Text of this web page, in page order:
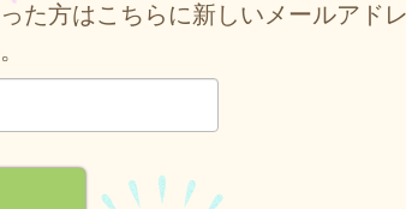
た方はこちらに新しいメールアド